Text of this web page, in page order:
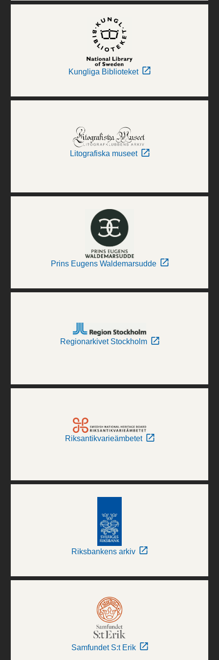
Kungliga Biblioteket
Litografiska museet
Prins Eugens Waldemarsudde
Regionarkivet Stockholm
Riksantikvarieämbetet
Riksbankens arkiv
Samfundet S:t Erik